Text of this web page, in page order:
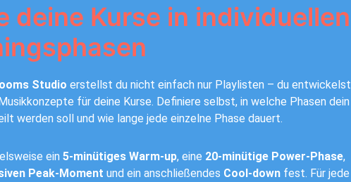
deine Kurse in individuellen
Studio erstellst du nicht einfach nur Playlisten – du entwickelst
für deine Kurse. Definiere selbst, in welche Phasen dein
werden soll und wie lange jede einzelne Phase dauert.
ein 5-minütiges Warm-up, eine 20-minütige Power-Phase,
Peak-Moment und ein anschließendes Cool-downfest. Für jede